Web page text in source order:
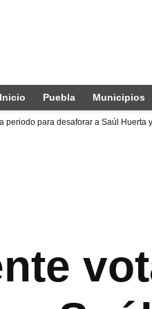
Inicio Puebla Municipios
periodo para desaforar a Saúl Huerta